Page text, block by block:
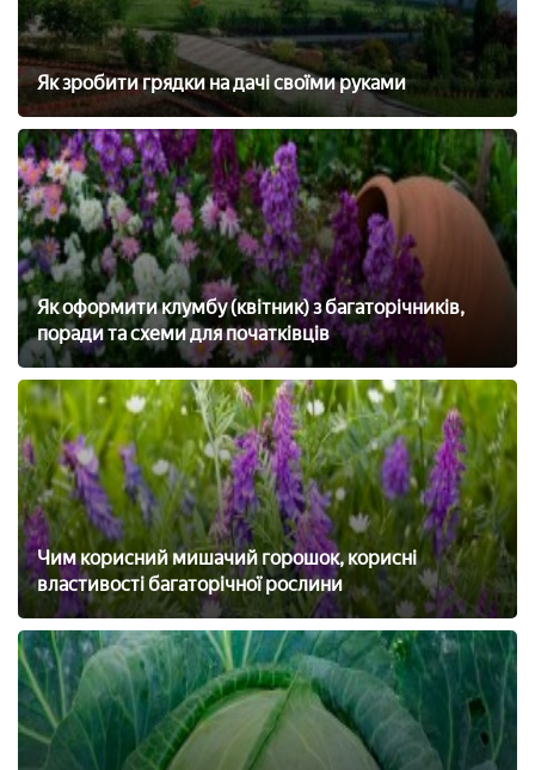
Як зробити грядки на дачі своїми руками
Як оформити клумбу (квітник) з багаторічників,
поради та схеми для початківців
Чим корисний мишачий горошок, корисні
властивості багаторічної рослини